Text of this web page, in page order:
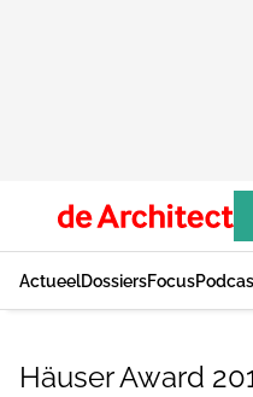
ActueelDossiersFocus
Häuser Award